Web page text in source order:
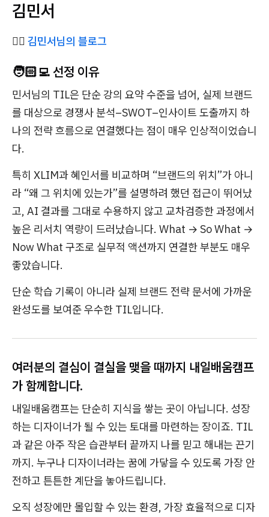
김민서
✍🏻 김민서님의 블로그
🧑🏻‍💻 선정 이유
민서님의 TIL은 단순 강의 요약 수준을 넘어, 실제 브랜드
를 대상으로 경쟁사 분석–SWOT–인사이트 도출까지 하
나의 전략 흐름으로 연결했다는 점이 매우 인상적이었습니
다.
특히 XLIM과 혜인서를 비교하며 “브랜드의 위치”가 아니
라 “왜 그 위치에 있는가”를 설명하려 했던 접근이 뛰어났
고, AI 결과를 그대로 수용하지 않고 교차검증한 과정에서
높은 리서치 역량이 드러났습니다. What → So What →
Now What 구조로 실무적 액션까지 연결한 부분도 매우
좋았습니다.
단순 학습 기록이 아니라 실제 브랜드 전략 문서에 가까운
완성도를 보여준 우수한 TIL입니다.
여러분의 결심이 결실을 맺을 때까지 내일배움캠프
가 함께합니다.
내일배움캠프는 단순히 지식을 쌓는 곳이 아닙니다. 성장
하는 디자이너가 될 수 있는 토대를 마련하는 장이죠. TIL
과 같은 아주 작은 습관부터 끝까지 나를 믿고 해내는 끈기
까지. 누구나 디자이너라는 꿈에 가닿을 수 있도록 가장 안
전하고 튼튼한 계단을 놓아드립니다.
오직 성장에만 몰입할 수 있는 환경, 가장 효율적으로 디자